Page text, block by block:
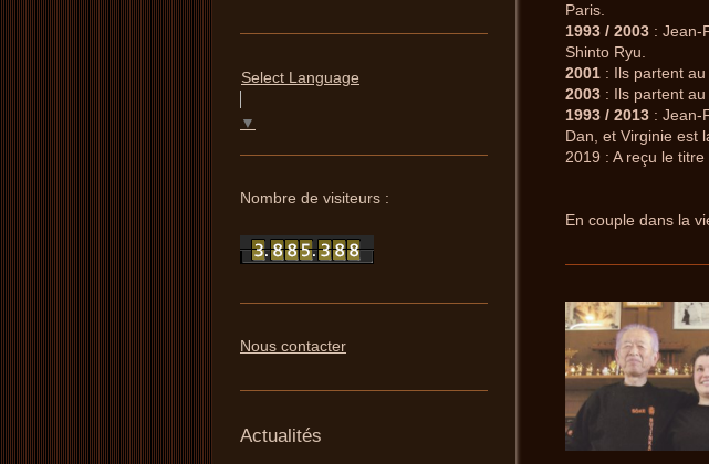
Paris.
1993 / 2003: Jean-
Shinto Ryu.
2001: Ils partent au
2003: Ils partent au
1993 / 2013: Jean-
Dan, et Virginie est
2019 : A reçu le
En couple dans la
Select Language
▼
Nombre de visiteurs :
Nous contacter
Actualités